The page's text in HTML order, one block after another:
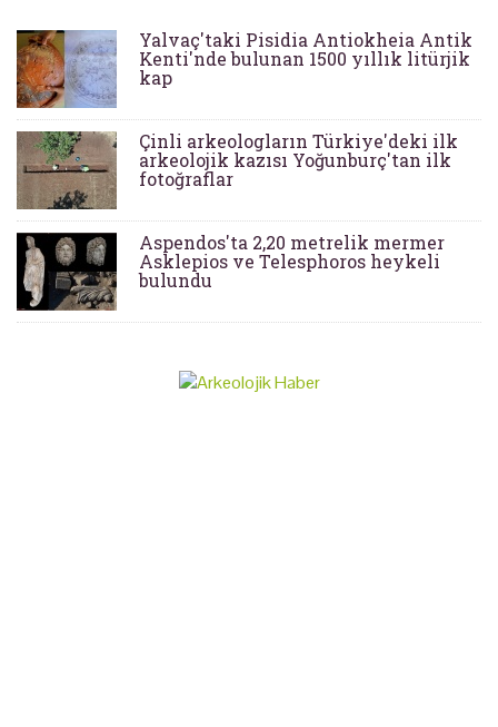
Yalvaç'taki Pisidia Antiokheia Antik
Kenti'nde bulunan 1500 yıllık litürjik
kap
Çinli arkeologların Türkiye'deki ilk
arkeolojik kazısı Yoğunburç'tan ilk
fotoğraflar
Aspendos'ta 2,20 metrelik mermer
Asklepios ve Telesphoros heykeli
bulundu